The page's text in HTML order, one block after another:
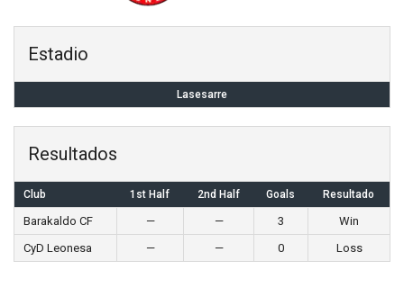
Estadio
Lasesarre
Resultados
Club 1st Half 2nd Half Goals Resultado
Barakaldo CF — — 3
Win
CyD Leonesa
— — 0 Loss